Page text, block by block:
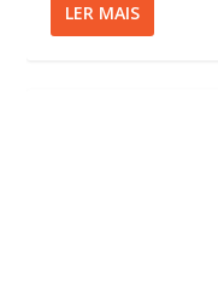
LER MAIS